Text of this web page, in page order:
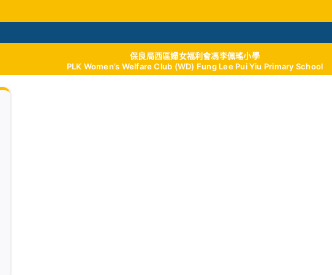
校風及學生支援 我們的成就
保良局西區婦女福利會馮李佩瑤小學
PLK Women’s Welfare Club (WD) Fung Lee Pui Yiu Primary School